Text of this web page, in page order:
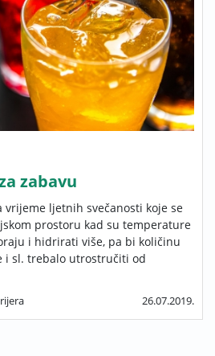
zabavu
vrijeme ljetnih svečanosti koje se
prostoru kad su temperature
i hidrirati više, pa bi količinu
i sl. trebalo utrostručiti od
26.07.2019.